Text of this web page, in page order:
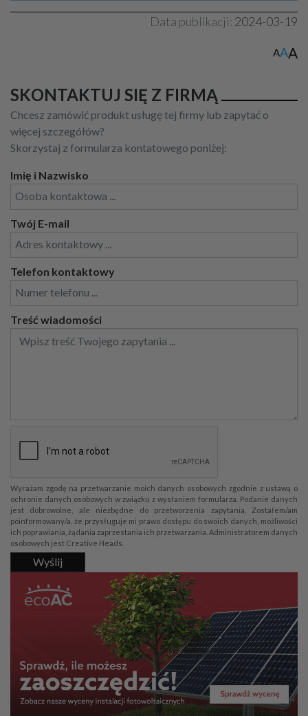
Data publikacji: 2024-03-19
AAA
SKONTAKTUJ SIĘ Z FIRMĄ
Chcesz zamówić produkt usługę tej firmy lub zapytać o
więcej szczegółów?
Skorzystaj z formularza kontatowego poniżej:
Imię i Nazwisko
Twój E-mail
Telefon kontaktowy
Treść wiadomości
Wyrażam zgodę na przetwarzanie moich danych osobowych zgodnie z ustawą o
ochronie danych osobowych w związku z wysłaniem formularza. Podanie danych
jest dobrowolne, ale niezbędne do przetworzenia zapytania. Zostałem/am
poinformowany/a, że przysługuje mi prawo dostępu do swoich danych, możliwości
ich poprawiania, żądania zaprzestania ich przetwarzania. Administratorem danych
osobowych jest Creative Heads.
Wyślij